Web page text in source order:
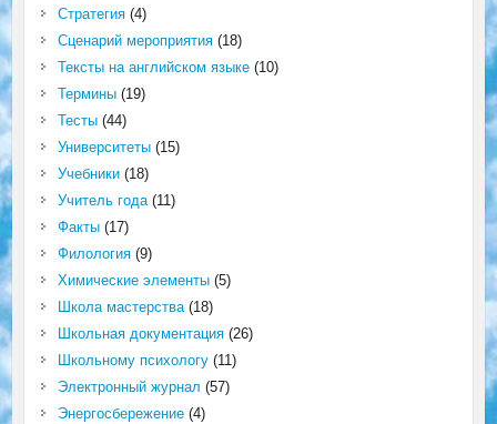
Стратегия(4)
Сценарий мероприятия(18)
Тексты на английском языке(10)
Термины(19)
Тесты(44)
Университеты(15)
Учебники(18)
Учитель года(11)
Факты(17)
Филология(9)
Химические элементы(5)
Школа мастерства(18)
Школьная документация(26)
Школьному психологу(11)
Электронный журнал (57)
Энергосбережение(4)